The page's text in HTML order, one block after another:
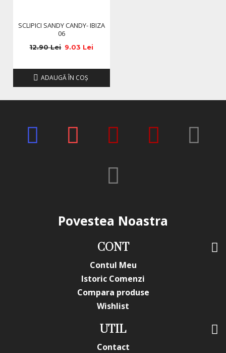
SCLIPICI SANDY CANDY- IBIZA
06
9.03 Lei
12.90 Lei
ADAUGĂ ÎN COŞ
Povestea Noastra
CONT
Contul Meu
Istoric Comenzi
Compara produse
Wishlist
UTIL
Contact